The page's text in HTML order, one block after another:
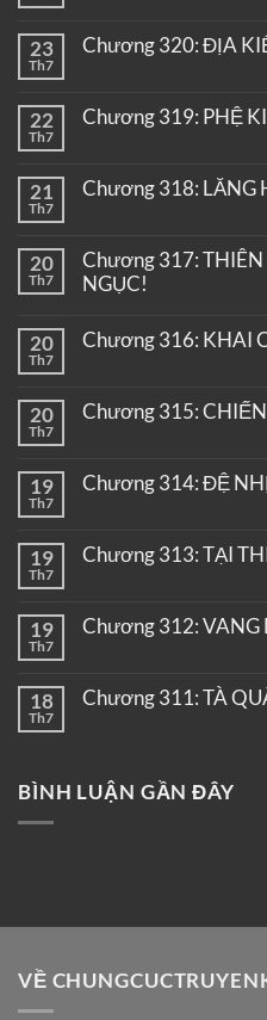
23
Th7
Chương 320: ĐỊA
22
Th7
Chương 319: PHỆ
21
Th7
Chương 318: LĂNG
20
Th7
Chương 317:
NGỤC!
20
Th7
Chương 316: KHAI
20
Th7
Chương 315:
19
Th7
Chương 314: ĐỆ
19
Th7
Chương 313: TẠI
19
Th7
Chương 312:
18
Th7
Chương 311: TÀ
BÌNH LUẬN GẦN ĐÂY
VỀ